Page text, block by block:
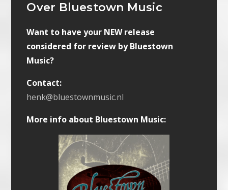
Over Bluestown Music
Want to have your NEW release
considered for review by Bluestown
Music?
Contact:
henk@bluestownmusic.nl
More info about Bluestown Music: